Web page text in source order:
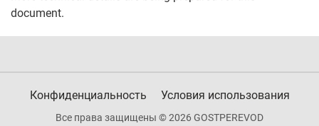
document.
Конфиденциальность Условия использования
Все права защищены © 2026 GOSTPEREVOD